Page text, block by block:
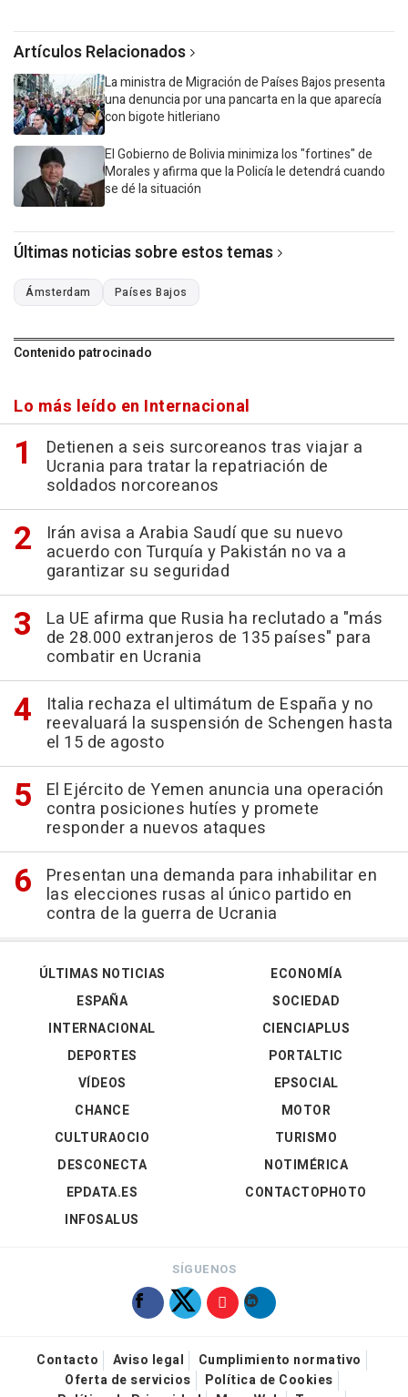
Artículos Relacionados
La ministra de Migración de Países Bajos presenta
una denuncia por una pancarta en la que aparecía
con bigote hitleriano
El Gobierno de Bolivia minimiza los "fortines" de
Morales y afirma que la Policía le detendrá cuando
se dé la situación
Últimas noticias sobre estos temas
Ámsterdam Países Bajos
Contenido patrocinado
Lo más leído en Internacional
Detienen a seis surcoreanos tras viajar a
Ucrania para tratar la repatriación de
soldados norcoreanos
Irán avisa a Arabia Saudí que su nuevo
acuerdo con Turquía y Pakistán no va a
garantizar su seguridad
La UE afirma que Rusia ha reclutado a "más
de 28.000 extranjeros de 135 países" para
combatir en Ucrania
Italia rechaza el ultimátum de España y no
reevaluará la suspensión de Schengen hasta
el 15 de agosto
El Ejército de Yemen anuncia una operación
contra posiciones hutíes y promete
responder a nuevos ataques
Presentan una demanda para inhabilitar en
las elecciones rusas al único partido en
contra de la guerra de Ucrania
ÚLTIMAS NOTICIAS
ESPAÑA
INTERNACIONAL
DEPORTES
VÍDEOS
ECONOMÍA
SOCIEDAD
CIENCIAPLUS
PORTALTIC
EPSOCIAL
CHANCE
CULTURAOCIO
DESCONECTA
EPDATA.ES
INFOSALUS
MOTOR
TURISMO
NOTIMÉRICA
CONTACTOPHOTO
SÍGUENOS
Contacto Aviso legal
Cumplimiento normativo
Oferta de servicios
Política de Cookies